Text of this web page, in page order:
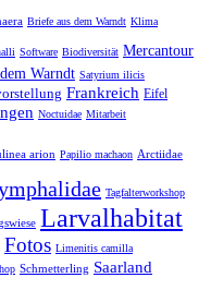
Briefe aus dem Warndt Klima
Software Biodiversität Mercantour
Warndt Satyrium ilicis
Frankreich Eifel
Noctuidae Mitarbeit
arion Papilio machaon Arctiidae
Tagfalterworkshop
Larvalhabitat
Fotos Limenitis camilla
Schmetterling Saarland